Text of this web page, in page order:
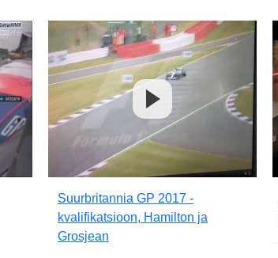
Suurbritannia GP 2017 -
kvalifikatsioon, Hamilton ja
Grosjean